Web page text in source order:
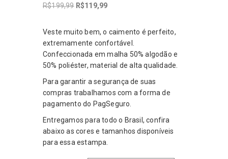
R$199,99 O
original
R$199,99.
R$119,99O
atual
é:
R$119,99.
Veste muito bem, o caimento é perfeito,
extremamente confortável.
Confeccionada em malha 50% algodão e
50% poliéster, material de alta qualidade.
Para garantir a segurança de suas
compras trabalhamos com a forma de
pagamento do PagSeguro.
Entregamos para todo o Brasil, confira
abaixo as cores e tamanhos disponíveis
para essa estampa.